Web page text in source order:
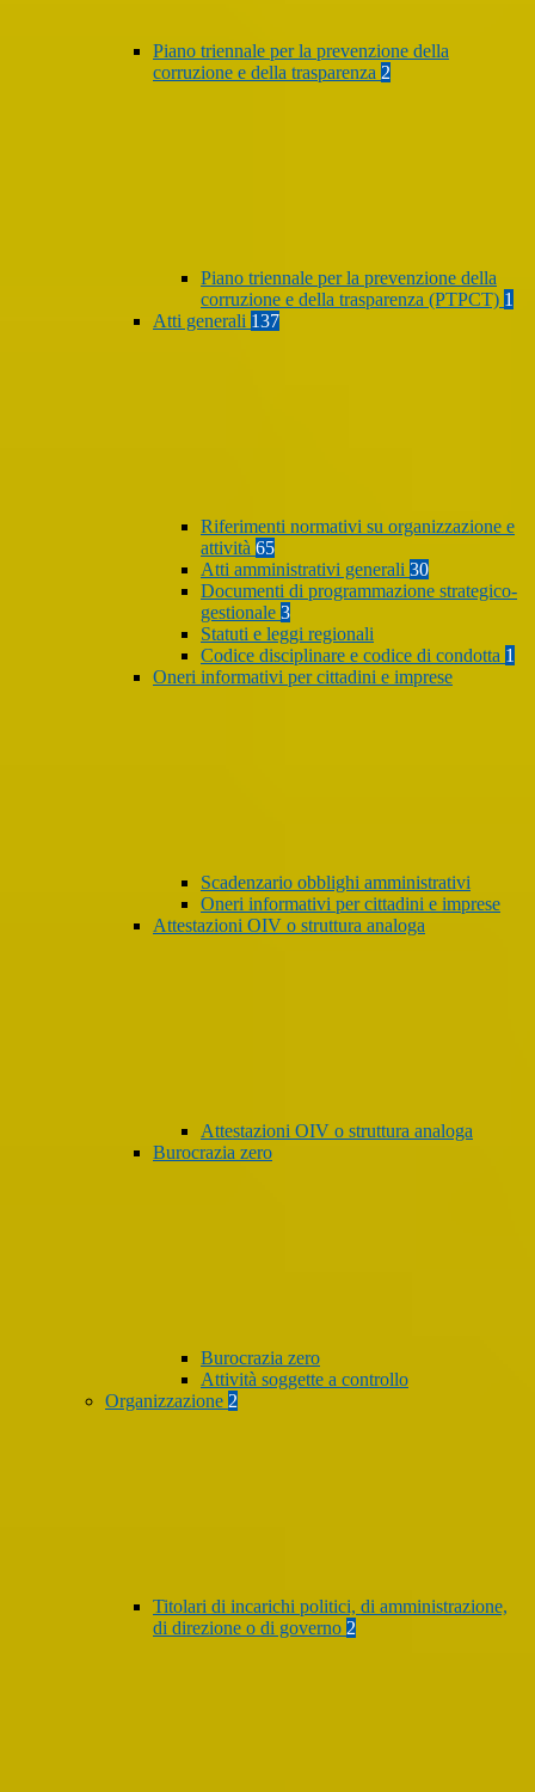
Piano triennale per la prevenzione della
corruzione e della trasparenza 2
Piano triennale per la prevenzione della
corruzione e della trasparenza (PTPCT) 1
Atti generali 137
Riferimenti normativi su organizzazione e
attività 65
Atti amministrativi generali 30
Documenti di programmazione strategico-
gestionale 3
Statuti e leggi regionali
Codice disciplinare e codice di condotta 1
Oneri informativi per cittadini e imprese
Scadenzario obblighi amministrativi
Oneri informativi per cittadini e imprese
Attestazioni OIV o struttura analoga
Attestazioni OIV o struttura analoga
Burocrazia zero
Burocrazia zero
Attività soggette a controllo
Organizzazione 2
Titolari di incarichi politici, di amministrazione,
di direzione o di governo 2